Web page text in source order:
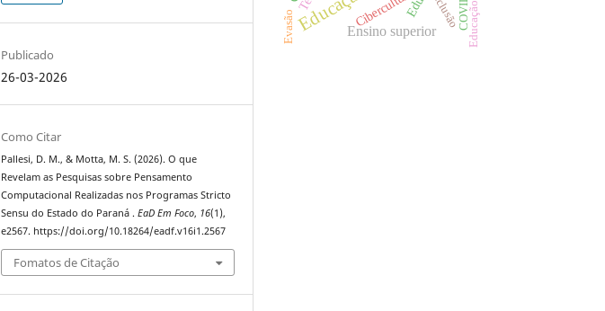
Publicado
26-03-2026
Como Citar
Pallesi, D. M., & Motta, M. S. (2026). O que
Revelam as Pesquisas sobre Pensamento
Computacional Realizadas nos Programas Stricto
Sensu do Estado do Paraná .EaD Em Foco, 16(1),
e2567. https://doi.org/10.18264/eadf.v16i1.2567
Fomatos de Citação
Ensino superior
Inclusão
Evasão